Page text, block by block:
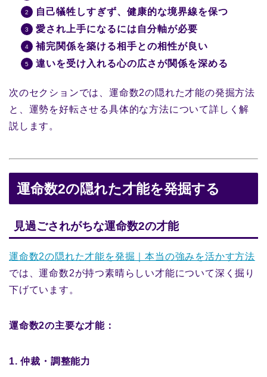
自己犠牲しすぎず、健康的な境界線を保つ
愛され上手になるには自分軸が必要
補完関係を築ける相手との相性が良い
違いを受け入れる心の広さが関係を深める
次のセクションでは、運命数2の隠れた才能の発掘方法
と、運勢を好転させる具体的な方法について詳しく解
説します。
運命数2の隠れた才能を発掘する
見過ごされがちな運命数2の才能
運命数2の隠れた才能を発掘｜本当の強みを活かす方法
では、運命数2が持つ素晴らしい才能について深く掘り
下げています。
運命数2の主要な才能：
1. 仲裁・調整能力